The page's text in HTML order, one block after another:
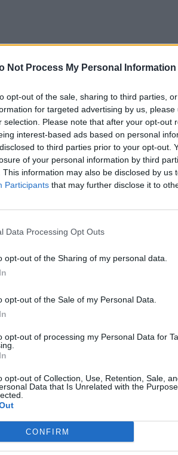
Not Process My Personal Information
opt-out of the sale, sharing to third parties,
for targeted advertising by us,
selection. Please note that after your opt-out
interest-based ads based on personal
to third parties prior to your opt-out.
of your personal information by third
This information may also be disclosed by us
Participants that may further disclose it to
Data Processing Opt Outs
opt-out of the Sharing of my personal data.
opt-out of the Sale of my Personal Data.
opt-out of processing my Personal Data for
opt-out of Collection, Use, Retention, Sale,
Data that Is Unrelated with the
CONFIRM
na pielgrzymkę
w drogę jest typowe dla tych, którzy
Miasta, chcących przejść
które przeplatają się w Rzymie.
które chciały odwiedzić te
z której czerpało obficie
cywilizacji rzymskiej
przemieniać sumienia i
doświadczeń, niepokoje,
i dodaje otuchy, ponieważ nawet
rzeczywistość duchową: poprzez
kapłaństwo, dla składania
jest żywym kamieniem w budowli